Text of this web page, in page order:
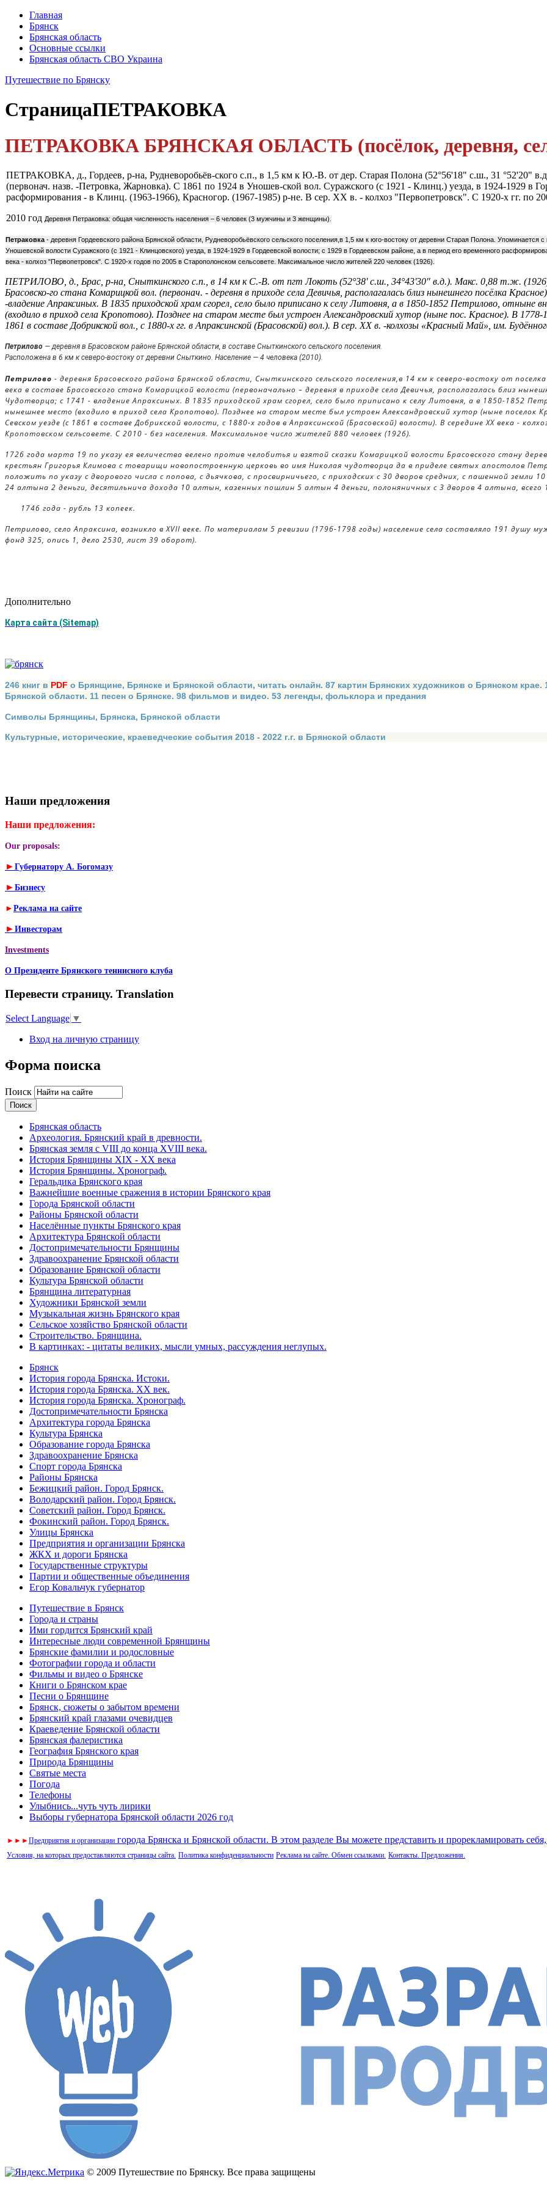
Главная
Брянск
Брянская область
Основные ссылки
Брянская область СВО Украина
Путешествие по Брянску
СтраницаПЕТРАКОВКА
ПЕТРАКОВКА БРЯНСКАЯ ОБЛАСТЬ (посёлок, деревня,
ПЕТРАКОВКА, д., Гордеев, р-на, Рудневоробьёв-ского с.п., в 1,5 км к Ю.-В. от дер. Старая Полона (52°56'18" с.ш., 31 °52'20"
(первонач. назв. -Петровка, Жарновка). С 1861 по 1924 в Уношев-ской вол. Суражского (с 1921 - Клинц.) уезда, в 1924-1929 в
расформирования - в Клинц. (1963-1966), Красногор. (1967-1985) р-не. В сер. XX в. - колхоз "Первопетровск". С 1920-х гг. по
2010 год Деревня Петраковка: общая численность населения – 6 человек (3 мужчины и 3 женщины).
Петраковка- деревня Гордеевского района Брянской области, Рудневоробьёвского сельского поселения,в 1,5 км к юго-востоку от деревни Старая Полона.
Уношевской волости Суражского (с 1921 - Клинцовского) уезда, в 1924-1929 в Гордеевской волости; с 1929 в Гордеевском районе, а в период его временного
века - колхоз "Первопетровск". С 1920-х годов по 2005 в Старополонском сельсовете. Максимальное число жителей 220 человек (1926).
ПЕТРИЛОВО, д., Брас, р-на, Сныткинского с.п., в 14 км к С.-В. от пгт Локоть (52°38' с.ш., 34°43'30" в.д.). Макс. 0,88 т.ж. (1926);
Брасовско-го стана Комарицкой вол. (первонач. - деревня в приходе села Девичья, располагалась близ нынешнего посёлка
-владение Апраксиных. В 1835 приходской храм сгорел, село было приписано к селу Литовня, а в 1850-1852 Петрилово, отныне
(входило в приход села Кропотово). Позднее на старом месте был устроен Александровский ху­тор (ныне пос. Красное). В 1778-
1861 в составе Добрикской вол., с 1880-х гг. в Апраксинской (Брасовской) вол.). В сер. XX в. -колхозы «Красный Май», им.
Петрилово — деревня в Брасовском районе Брянской области, в составе Сныткинского сельского поселения.
Расположена в 6 км к северо-востоку от деревни Сныткино. Население — 4 человека (2010).
Петрилово - деревня Брасовского района Брянской области, Сныткинского сельского поселения,в 14 км к северо-востоку от
века в составе Брасовского стана Комарицкой волости (первоначально – деревня в приходе села Девичья, располагалась близ
Чудотворца; с 1741 - владение Апраксиных. В 1835 приходской храм сгорел, село было приписано к селу Литовня, а в 1850-1852
нынешнее место (входило в приход села Кропотово). Позднее на старом месте был устроен Александровский хутор (ныне поселок
Севском уезде (с 1861 в составе Добрикской волости, с 1880-х годов в Апраксинской (Брасовской) волости). В середине ХХ века -
Кропотовском сельсовете. С 2010 - без населения. Максимальное число жителей 880 человек (1926).
1726 года марта 19 по указу ея величества велено против челобитья и взятой сказки Комарицкой волости Брасовского стану
крестьян Григорья Климова с товарищи новопостроенную церковь во имя Николая чудотворца да в приделе святых апостолов
положить по указу с дворового числа с попова, с дьячкова, с просвирничьего, с приходских с 30 дворов средних, с пашенной земли
24 алтына 2 деньги, десятильнича дохода 10 алтын, казенных пошлин 5 алтын 4 деньги, полоняничных с 3 дворов 4 алтына,
1746 года - рубль 13 копеек.
Петрилово, село Апраксина, возникло в XVII веке. По материалам 5 ревизии (1796-1798 годы) население села составляло 191 душу
фонд 325, опись 1, дело 2530, лист 39 оборот).
Дополнительно
Карта сайта (Sitemap)
246 книг в PDF о Брянщине, Брянске и Брянской области, читать онлайн. 87 картин Брянских художников о Брянском
Брянской области. 11 песен о Брянске. 98 фильмов и видео. 53 легенды, фольклора и предания
Символы Брянщины, Брянска, Брянской области
Культурные, исторические, краеведческие события 2018 - 2022 г.г. в Брянской области
Наши предложения
Наши предложения:
Our proposals:
► Губернатору А. Богомазу
► Бизнесу
► Реклама на сайте
► Инвесторам
Investments
О Президенте Брянского теннисного клуба
Перевести страницу. Translation
Select Language ▼
Вход на личную страницу
Форма поиска
Поиск
Брянская область
Археология. Брянский край в древности.
Брянская земля с VIII до конца XVIII века.
История Брянщины XIX - XX века
История Брянщины. Хронограф.
Геральдика Брянского края
Важнейшие военные сражения в истории Брянского края
Города Брянской области
Районы Брянской области
Населённые пункты Брянского края
Архитектура Брянской области
Достопримечательности Брянщины
Здравоохранение Брянской области
Образование Брянской области
Культура Брянской области
Брянщина литературная
Художники Брянской земли
Музыкальная жизнь Брянского края
Сельское хозяйство Брянской области
Строительство. Брянщина.
В картинках: - цитаты великих, мысли умных, рассуждения неглупых.
Брянск
История города Брянска. Истоки.
История города Брянска. XX век.
История города Брянска. Хронограф.
Достопримечательности Брянска
Архитектура города Брянска
Культура Брянска
Образование города Брянска
Здравоохранение Брянска
Спорт города Брянска
Районы Брянска
Бежицкий район. Город Брянск.
Володарский район. Город Брянск.
Советский район. Город Брянск.
Фокинский район. Город Брянск.
Улицы Брянска
Предприятия и организации Брянска
ЖКХ и дороги Брянска
Государственные структуры
Партии и общественные объединения
Егор Ковальчук губернатор
Путешествие в Брянск
Города и страны
Ими гордится Брянский край
Интересные люди современной Брянщины
Брянские фамилии и родословные
Фотографии города и области
Фильмы и видео о Брянске
Книги о Брянском крае
Песни о Брянщине
Брянск, сюжеты о забытом времени
Брянский край глазами очевидцев
Краеведение Брянской области
Брянская фалеристика
География Брянского края
Природа Брянщины
Святые места
Погода
Телефоны
Улыбнись...чуть чуть лирики
Выборы губернатора Брянской области 2026 год
► ► ►Предприятия и организации города Брянска и Брянской области. В этом разделе Вы можете представить и прорекламировать
Условия, на которых предоставляются страницы сайта. Политика конфиденциальности Реклама на сайте. Обмен ссылками. Контакты. Предложения.
© 2009 Путешествие по Брянску. Все права защищены